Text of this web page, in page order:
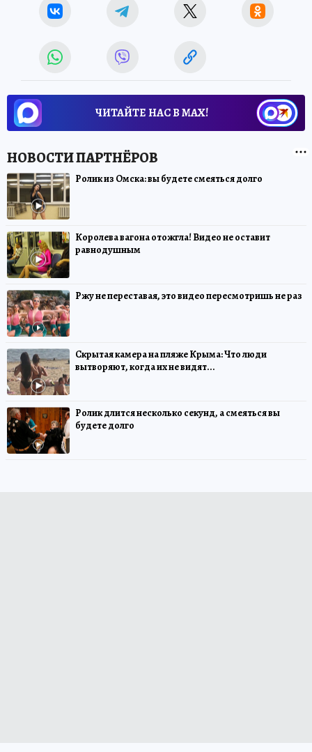
ЧИТАЙТЕ НАС В МАХ!
Ролик из Омска: вы будете смеяться долго
Королева вагона отожгла! Видео не оставит
равнодушным
Ржу не переставая, это видео пересмотришь не раз
Скрытая камера на пляже Крыма: Что люди
вытворяют, когда их не видят...
Ролик длится несколько секунд, а смеяться вы
будете долго